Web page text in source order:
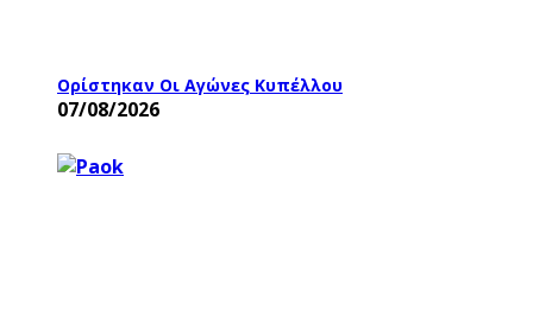
Ορίστηκαν Οι Αγώνες Κυπέλλου
07/08/2026